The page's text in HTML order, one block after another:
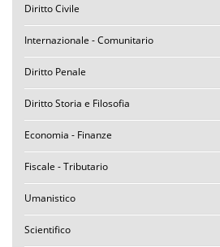
Diritto Civile
Internazionale - Comunitario
Diritto Penale
Diritto Storia e Filosofia
Economia - Finanze
Fiscale - Tributario
Umanistico
Scientifico